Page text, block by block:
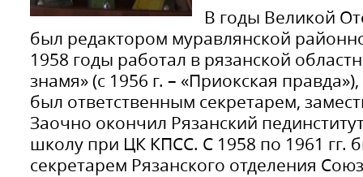
В годы Великой
был редактором муравлянской
1958 годы работал в рязанской
знамя» (с 1956 г. – «Приокская
был ответственным секретарем,
Заочно окончил Рязанский
школу при ЦК КПСС. С 1958 по 1961 гг.
секретарем Рязанского отделения